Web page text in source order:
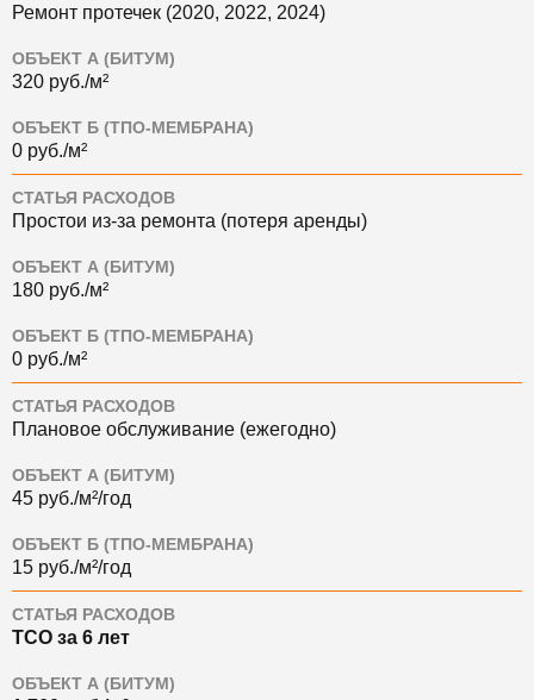
Ремонт протечек (2020, 2022, 2024)
ОБЪЕКТ А (БИТУМ)
320 руб./м²
ОБЪЕКТ Б (ТПО-МЕМБРАНА)
0 руб./м²
СТАТЬЯ РАСХОДОВ
Простои из-за ремонта (потеря аренды)
ОБЪЕКТ А (БИТУМ)
180 руб./м²
ОБЪЕКТ Б (ТПО-МЕМБРАНА)
0 руб./м²
СТАТЬЯ РАСХОДОВ
Плановое обслуживание (ежегодно)
ОБЪЕКТ А (БИТУМ)
45 руб./м²/год
ОБЪЕКТ Б (ТПО-МЕМБРАНА)
15 руб./м²/год
СТАТЬЯ РАСХОДОВ
TCO за 6 лет
ОБЪЕКТ А (БИТУМ)